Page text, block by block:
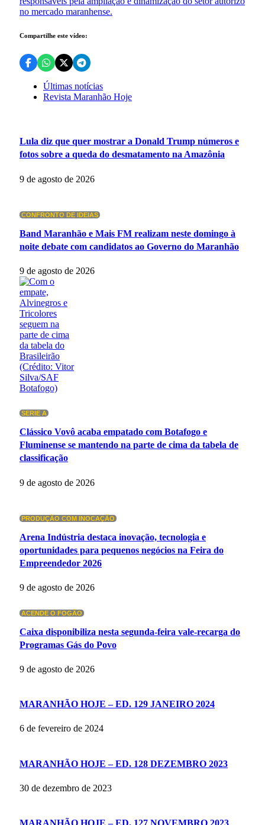
no mercado maranhense.
Compartilhe este vídeo:
Últimas notícias
Revista Maranhão Hoje
Lula diz que quer mostrar a Donald Trump números e
fotos sobre a queda do desmatamento na Amazônia
9 de agosto de 2026
CONFRONTO DE IDEIAS
Band Maranhão e Mais FM realizam neste domingo à
noite debate com candidatos ao Governo do Maranhão
9 de agosto de 2026
SERIE A
Clássico Vovô acaba empatado com Botafogo e
Fluminense se mantendo na parte de cima da tabela de
classificação
9 de agosto de 2026
PRODUÇÃO COM INOCAÇÃO
Arena Indústria destaca inovação, tecnologia e
oportunidades para pequenos negócios na Feira do
Empreendedor 2026
9 de agosto de 2026
ACENDE O FOGÃO
Caixa disponibiliza nesta segunda-feira vale-recarga do
Programas Gás do Povo
9 de agosto de 2026
MARANHÃO HOJE – ED. 129 JANEIRO 2024
6 de fevereiro de 2024
MARANHÃO HOJE – ED. 128 DEZEMBRO 2023
30 de dezembro de 2023